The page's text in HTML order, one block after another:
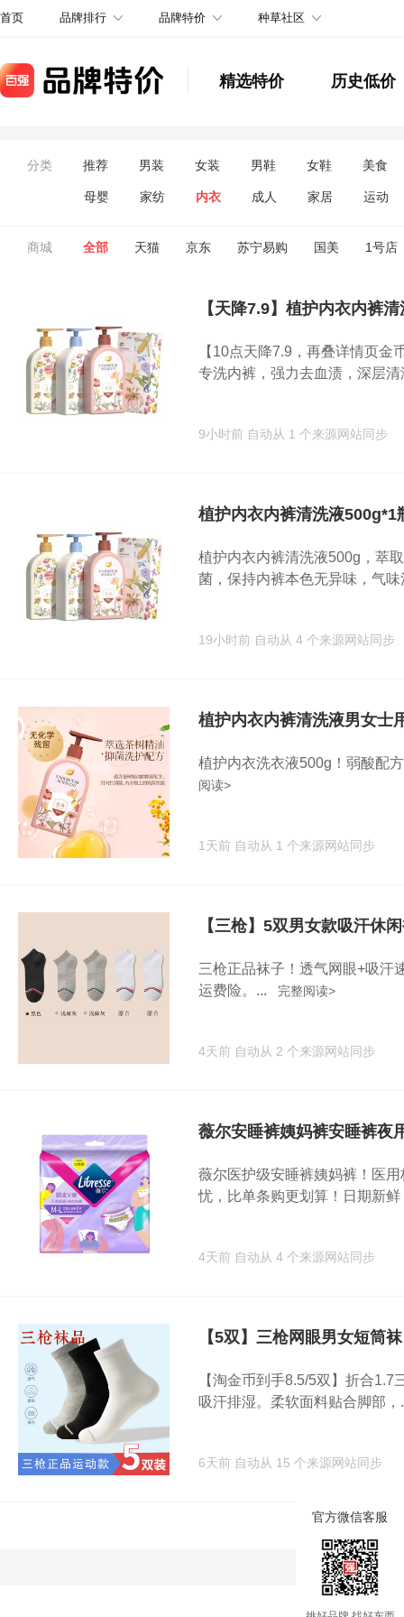
首页 品牌排行 品牌特价 种草社区
精选特价 历史低价
分类 推荐 男装 女装 男鞋 女鞋 美食
母婴 家纺 内衣 成人 家居 运动
商城 全部 天猫 京东 苏宁易购 国美 1号店
【天降7.9】植护内衣内裤
【10点天降7.9，再叠详情页
专洗内裤，强力去血渍，深层清
9小时前 自动从 1 个来源网站同步
植护内衣内裤清洗液500g*1
植护内衣内裤清洗液500g，萃
菌，保持内裤本色无异味，气味
19小时前 自动从 4 个来源网站同步
植护内衣内裤清洗液男女士
植护内衣洗衣液500g！弱酸配
阅读>
1天前 自动从 1 个来源网站同步
【三枪】5双男女款吸汗休
三枪正品袜子！透气网眼+吸汗
运费险。...
完整阅读>
4天前 自动从 2 个来源网站同步
薇尔安睡裤姨妈裤安睡裤夜
薇尔医护级安睡裤姨妈裤！医
忧，比单条购更划算！日期新鲜
4天前 自动从 4 个来源网站同步
【5双】三枪网眼男女短筒袜
【淘金币到手8.5/5双】折合
吸汗排湿。柔软面料贴合脚部，
6天前 自动从 15 个来源网站同步
加
官方微信客服